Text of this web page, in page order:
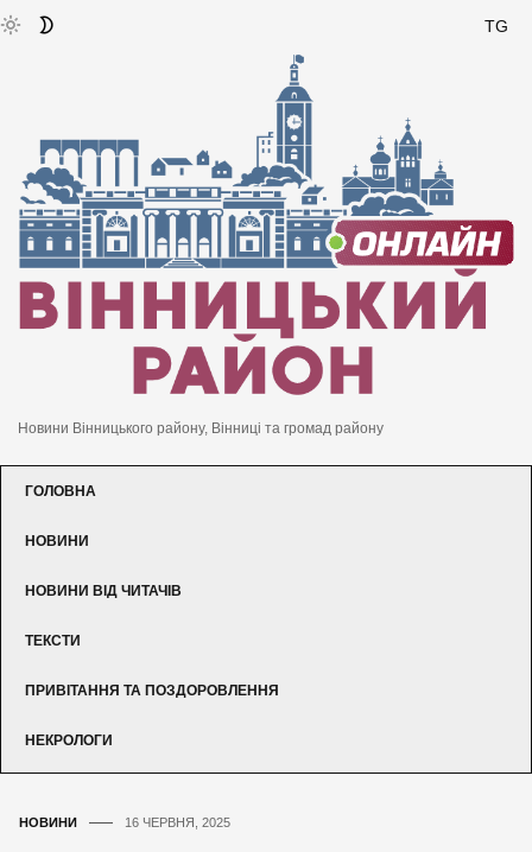
TG
Новини Вінницького району, Вінниці та громад району
ГОЛОВНА
НОВИНИ
НОВИНИ ВІД ЧИТАЧІВ
ТЕКСТИ
ПРИВІТАННЯ ТА ПОЗДОРОВЛЕННЯ
НЕКРОЛОГИ
НОВИНИ 16 ЧЕРВНЯ, 2025